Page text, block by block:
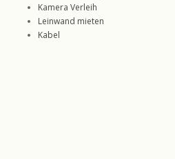
Kamera Verleih
Leinwand mieten
Kabel